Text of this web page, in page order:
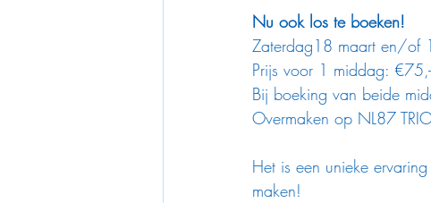
Nu ook los te boeken!
Zaterdag18 maart en/of
Prijs voor 1 middag: €75,-
Bij boeking van beide
Overmaken op NL87
Het is een unieke
maken!